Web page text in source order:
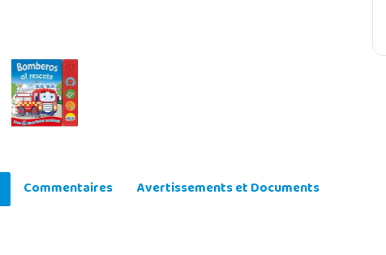
Commentaires
Avertissements et Documents